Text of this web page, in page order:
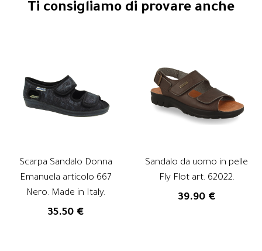
Ti consigliamo di provare anche
Scarpa Sandalo Donna
Emanuela articolo 667
Nero. Made in Italy.
35.50 €
Sandalo da uomo in pelle
Fly Flot art. 62022.
39.90 €